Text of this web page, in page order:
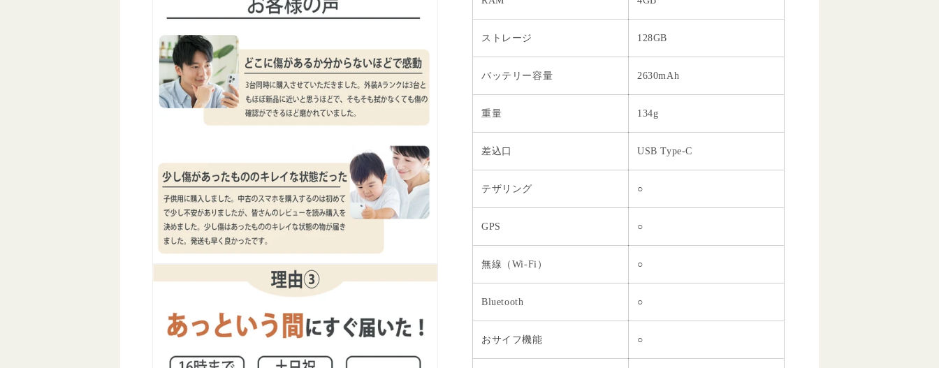
ストレージ 128GB
バッテリー容量 2630mAh
重量 134g
差込口 USB Type-C
テザリング ○
GPS ○
無線（Wi-Fi） ○
Bluetooth ○
おサイフ機能 ○